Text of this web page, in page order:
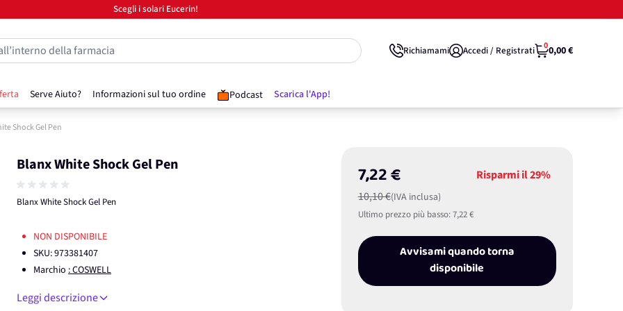
Scegli i solari Eucerin!
Serve Aiuto? Informazioni sul tuo ordine Podcast Scarica l'App!
della farmacia Richiamami Accedi / Registrati 00,00 €
Shock Gel Pen
Blanx White Shock Gel Pen
Blanx White Shock Gel Pen
7,22 €
10,10 €(IVA inclusa)
Risparmi il29%
Ultimo prezzo più basso:7,22 €
Avvisami quando torna
disponibile
NON DISPONIBILE
SKU:973381407
Marchio : COSWELL
Leggi descrizione